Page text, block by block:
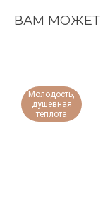
ВАМ МОЖЕТ
Молодость,
душевная
теплота